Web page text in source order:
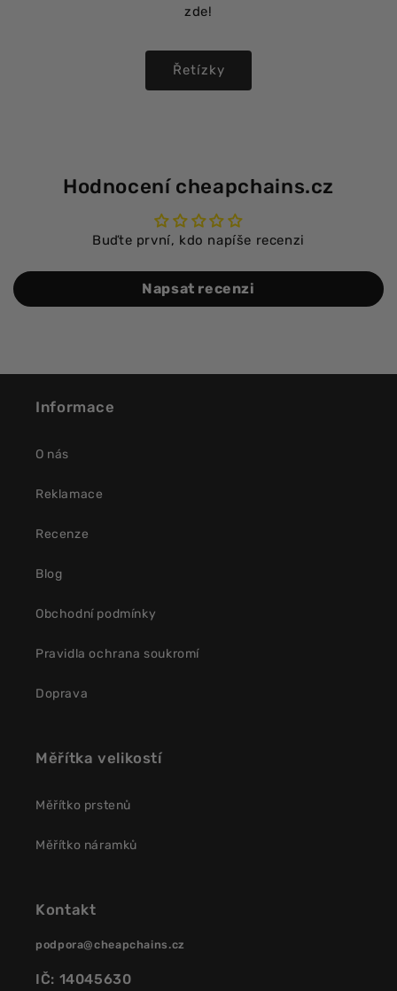
zde!
Řetízky
Hodnocení cheapchains.cz
Buďte první, kdo napíše recenzi
Napsat recenzi
Informace
O nás
Reklamace
Recenze
Blog
Obchodní podmínky
Pravidla ochrana soukromí
Doprava
Měřítka velikostí
Měřítko prstenů
Měřítko náramků
Kontakt
podpora@cheapchains.cz
IČ: 14045630